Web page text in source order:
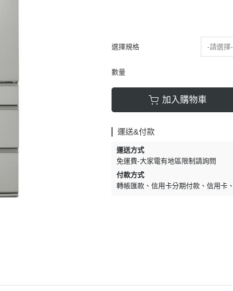
選擇規格 -請選擇-
數量
加入購物車
運送&付款
運送方式
免運費-大家電有地區限制請詢問
付款方式
轉帳匯款
信用卡分期付款 信用卡